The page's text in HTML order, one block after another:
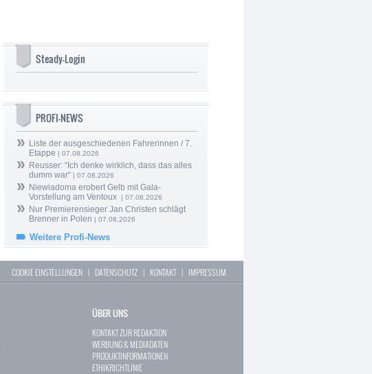
Steady-Login
PROFI-NEWS
Liste der ausgeschiedenen Fahrerinnen / 7.
Etappe | 07.08.2026
Reusser: “Ich denke wirklich, dass das alles
dumm war“ | 07.08.2026
Niewiadoma erobert Gelb mit Gala-
Vorstellung am Ventoux
| 07.08.2026
Nur Premierensieger Jan Christen schlägt
Brenner in Polen | 07.08.2026
Weitere Profi-News
COOKIE EINSTELLUNGEN | DATENSCHUTZ | KONTAKT| IMPRESSUM
ÜBER UNS
KONTAKT ZUR REDAKTION
WERBUNG & MEDIADATEN
PRODUKTINFORMATIONEN
ETHIKRICHTLINIE